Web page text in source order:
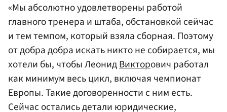
«Мы абсолютно удовлетворены работой
главного тренера и штаба, обстановкой сейчас
и тем темпом, который взяла сборная. Поэтому
от добра добра искать никто не собирается, мы
хотели бы, чтобы ЛеонидВикторович работал
как минимум весь цикл, включая чемпионат
Европы. Такие договоренности с ним есть.
Сейчас остались детали юридические,